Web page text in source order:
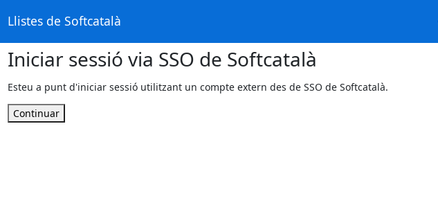
Llistes de Softcatalà
Iniciar sessió via SSO de Softcatalà
Esteu a punt d'iniciar sessió utilitzant un compte extern des de SSO de Softcatalà.
Continuar